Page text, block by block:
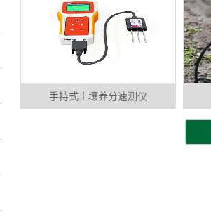
手持式土壤养分速测仪